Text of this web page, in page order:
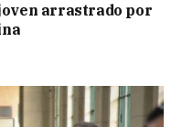
arrastrado por